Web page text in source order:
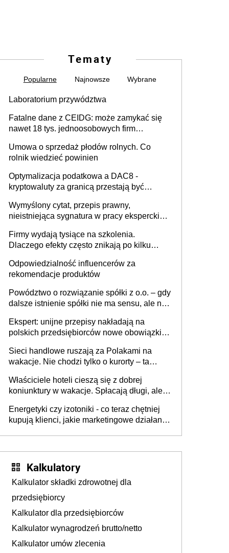
Tematy
Popularne Najnowsze Wybrane
Laboratorium przywództwa
Fatalne dane z CEIDG: może zamykać się
nawet 18 tys. jednoosobowych firm
Umowa o sprzedaż płodów rolnych. Co
rolnik wiedzieć powinien
Optymalizacja podatkowa a DAC8 -
kryptowaluty za granicą przestają być
Wymyślony cytat, przepis prawny,
nieistniejąca sygnatura w pracy eksperckiej -
firmie
Firmy wydają tysiące na szkolenia.
Dlaczego efekty często znikają po kilku
Odpowiedzialność influencerów za
rekomendacje produktów
Powództwo o rozwiązanie spółki z o.o. – gdy
dalsze istnienie spółki nie ma sensu, ale nie
Ekspert: unijne przepisy nakładają na
polskich przedsiębiorców nowe obowiązki w
Sieci handlowe ruszają za Polakami na
wakacje. Nie chodzi tylko o kurorty – ta
tam, gdzie wielu spędzi urlop po cichu
Właściciele hoteli cieszą się z dobrej
koniunktury w wakacje. Spłacają długi, ale
Energetyki czy izotoniki - co teraz chętniej
kupują klienci, jakie marketingowe działania
Kalkulatory
Kalkulator składki zdrowotnej dla
przedsiębiorcy
Kalkulator dla przedsiębiorców
Kalkulator wynagrodzeń brutto/netto
Kalkulator umów zlecenia